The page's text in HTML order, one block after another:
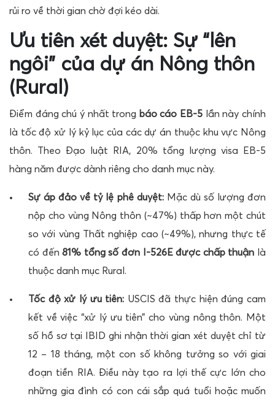
rủi ro về thời gian chờ đợi kéo dài.
Ưu tiên xét duyệt: Sự “lên
ngôi” của dự án Nông thôn
(Rural)
Điểm đáng chú ý nhất trong báo cáo EB-5 lần này chính
là tốc độ xử lý kỷ lục của các dự án thuộc khu vực Nông
thôn. Theo Đạo luật RIA, 20% tổng lượng visa EB-5
hàng năm được dành riêng cho danh mục này.
Sự áp đảo về tỷ lệ phê duyệt:Mặc dù số lượng đơn
nộp cho vùng Nông thôn (~47%) thấp hơn một chút
so với vùng Thất nghiệp cao (~49%), nhưng thực tế
có đến81% tổng số đơn I-526E được chấp thuận là
thuộc danh mục Rural.
Tốc độ xử lý ưu tiên: USCIS đã thực hiện đúng cam
kết về việc “xử lý ưu tiên” cho vùng nông thôn. Một
số hồ sơ tại IBID ghi nhận thời gian xét duyệt chỉ từ
12 – 18 tháng, một con số không tưởng so với giai
đoạn tiền RIA. Điều này tạo ra lợi thế cực lớn cho
những gia đình có con cái sắp quá tuổi hoặc muốn